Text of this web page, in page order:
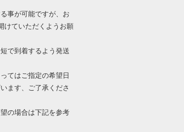
事が可能ですが、お
けていただくようお願
で到着するよう発送
てはご指定の希望日
ます、ご了承くださ
の場合は下記を参考